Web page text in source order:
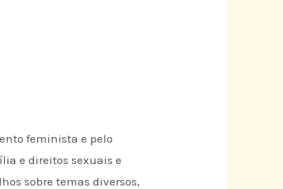
feminista e pelo
e direitos sexuais e
sobre temas diversos,